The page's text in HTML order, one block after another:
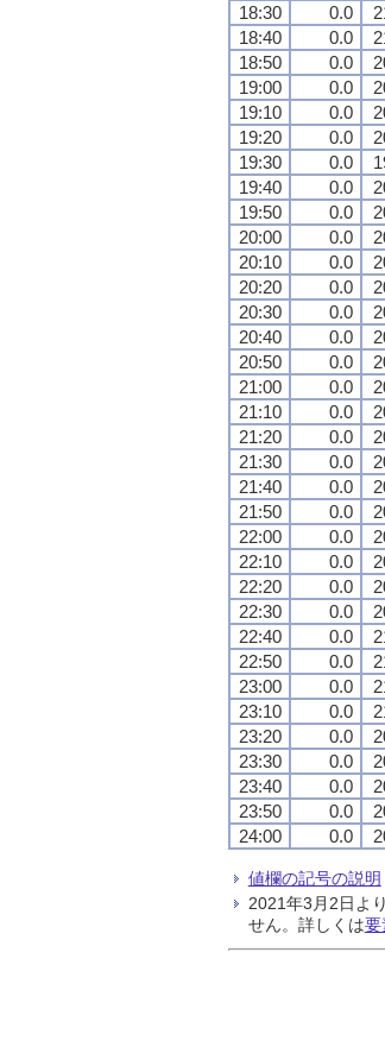
18:30
0.0
18:40
0.0
18:50
0.0
19:00
0.0
19:10
0.0
19:20
0.0
19:30
0.0
19:40
0.0
19:50
0.0
20:00
0.0
20:10
0.0
20:20
0.0
20:30
0.0
20:40
0.0
20:50
0.0
21:00
0.0
21:10
0.0
21:20
0.0
21:30
0.0
21:40
0.0
21:50
0.0
22:00
0.0
22:10
0.0
22:20
0.0
22:30
0.0
22:40
0.0
22:50
0.0
23:00
0.0
23:10
0.0
23:20
0.0
23:30
0.0
23:40
0.0
23:50
0.0
24:00
0.0
値欄の記号の説明
2021年3月2日よ
せん。詳しくは要